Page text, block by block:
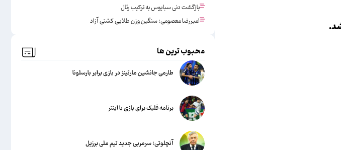
بازگشت دنی سبایوس به ترکیب رئال
امیررضا معصومی؛ سنگین وزن طلایی کشتی آزاد
محبوب ترین ها
طارمی جانشین مارتینز در بازی برابر بارسلونا
برنامه فلیک برای بازی با اینتر
آنچلوتی؛ سرمربی جدید تیم ملی برزیل